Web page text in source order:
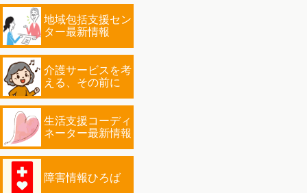
地域包括支援セン
ター最新情報
介護サービスを考
える、その前に
生活支援コーディ
ネーター最新情報
障害情報ひろば